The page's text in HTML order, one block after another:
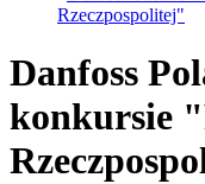
Rzeczpospolitej"
Danfoss
konkursie